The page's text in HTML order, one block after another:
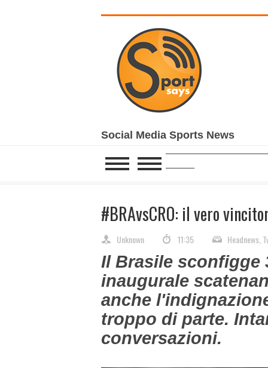
Social Media Sports News
__________________________
#BRAvsCRO: il vero
Unknown 11:35 Headnews,
Il Brasile sconfigge
inaugurale
anche
troppo di parte.
conversazioni.